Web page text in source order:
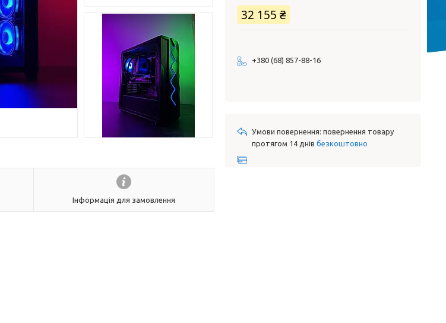
Інформація для замовлення
32 155 ₴
+380 (68) 857-88-16
повернення товару
протягом 14 днів безкоштовно